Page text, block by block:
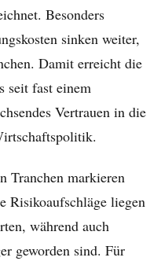
Besonders
sinken weiter,
Damit erreicht die
seit fast einem
Vertrauen in die
Tranchen markieren
Risikoaufschläge liegen
während auch
geworden sind. Für